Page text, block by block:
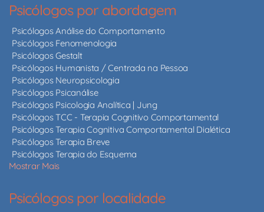
Psicólogos por abordagem
Psicólogos Análise do Comportamento
Psicólogos Fenomenologia
Psicólogos Gestalt
Psicólogos Humanista / Centrada na Pessoa
Psicólogos Neuropsicologia
Psicólogos Psicanálise
Psicólogos Psicologia Analítica | Jung
Psicólogos TCC - Terapia Cognitivo Comportamental
Psicólogos Terapia Cognitiva Comportamental Dialética
Psicólogos Terapia Breve
Psicólogos Terapia do Esquema
Mostrar Mais
Psicólogos por localidade